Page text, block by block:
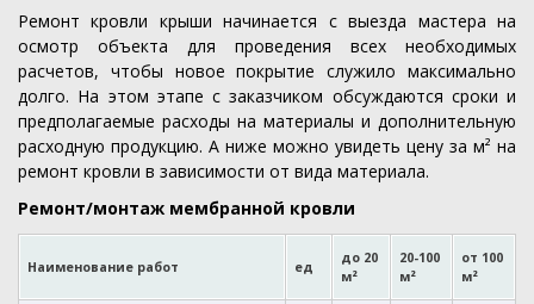
Ремонт кровли крыши начинается с выезда мастера на
осмотр объекта для проведения всех необходимых
расчетов, чтобы новое покрытие служило максимально
долго. На этом этапе с заказчиком обсуждаются сроки и
предполагаемые расходы на материалы и дополнительную
расходную продукцию. А ниже можно увидеть цену за м² на
ремонт кровли в зависимости от вида материала.
Ремонт/монтаж мембранной кровли
Наименование работ ед
до 20
м²
20-100
м²
от 100
м²